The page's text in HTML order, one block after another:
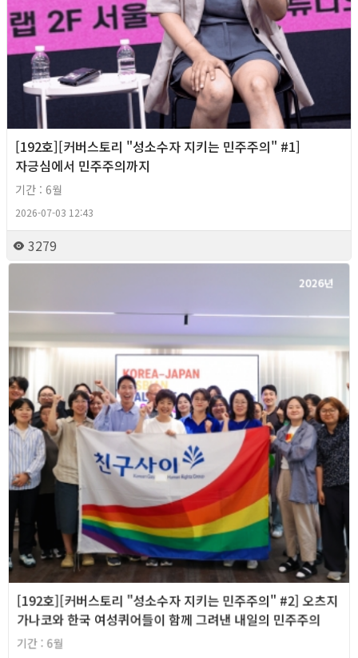
[192호][커버스토리 "성소수자 지키는 민주주의" #1]
자긍심에서 민주주의까지
기간 : 6월
2026-07-03 12:43
3279
2026년
[192호][커버스토리 "성소수자 지키는 민주주의" #2] 오츠지
가나코와 한국 여성퀴어들이 함께 그려낸 내일의 민주주의
기간 : 6월